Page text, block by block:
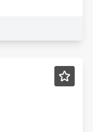
Semi-mobiliado